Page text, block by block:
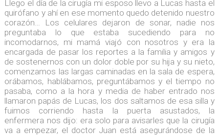
Llego el día de la cirugía mi esposo llevo a Lucas hasta el
quirófano y ahí en ese momento quedo detenido nuestro
corazón… Los celulares dejaron de sonar, nadie nos
preguntaba lo que estaba sucediendo para no
incomodarnos, mi mamá viajó con nosotros y era la
encargada de pasar los reportes a la familia y amigos y
de sostenernos con un dolor doble por su hija y su nieto,
comenzamos las largas caminadas en la sala de espera,
orábamos, hablábamos, preguntábamos y el tiempo no
pasaba, como a la hora y media de haber entrado nos
llamaron papás de Lucas, los dos saltamos de esa silla y
fuimos corriendo hasta la puerta asustados, la
enfermera nos dijo: era solo para avisarles que la cirugía
va a empezar, el doctor Juan está asegurándose de la